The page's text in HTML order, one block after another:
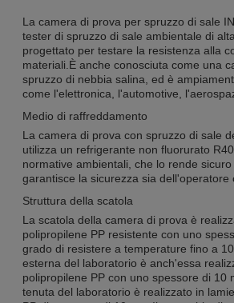
La camera di prova per spruzzo di sale
tester di spruzzo di sale ambientale di
progettato per testare la resistenza alla
materiali.È anche conosciuta come una
spruzzo di nebbia salina, ed è
come l'elettronica, l'automotive,
Medio di raffreddamento
La camera di prova con spruzzo di sale
utilizza un refrigerante non fluorurato
normative ambientali, che lo rende
garantisce la sicurezza sia dell'operatore
Struttura della scatola
La scatola della camera di prova è
polipropilene PP resistente con uno
grado di resistere a temperature fino a
esterna del laboratorio è anch'essa
polipropilene PP con uno spessore di 10
tenuta del laboratorio è realizzato in